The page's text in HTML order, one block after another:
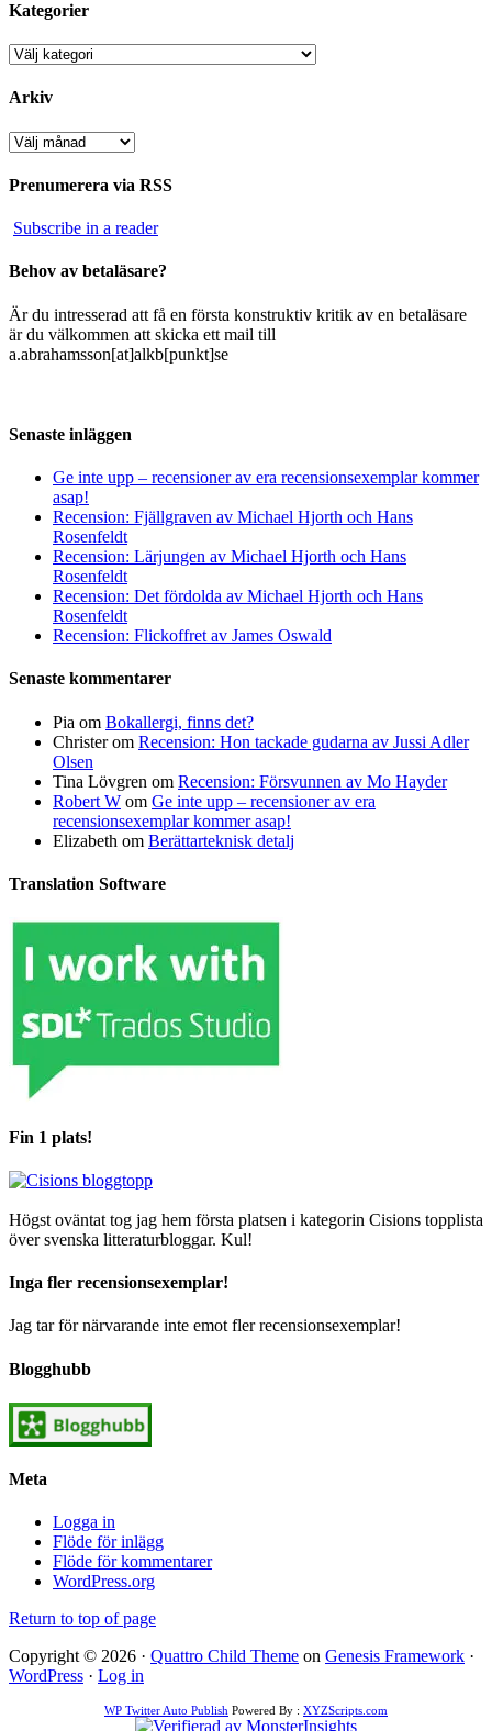
Kategorier
Kategorier
Arkiv
Arkiv
Prenumerera via RSS
Subscribe in a reader
Behov av betaläsare?
Är du intresserad att få en första konstruktiv kritik av en betaläsare
är du välkommen att skicka ett mail till
a.abrahamsson[at]alkb[punkt]se
Senaste inläggen
Ge inte upp – recensioner av era recensionsexemplar kommer
asap!
Recension: Fjällgraven av Michael Hjorth och Hans
Rosenfeldt
Recension: Lärjungen av Michael Hjorth och Hans
Rosenfeldt
Recension: Det fördolda av Michael Hjorth och Hans
Rosenfeldt
Recension: Flickoffret av James Oswald
Senaste kommentarer
Pia om Bokallergi, finns det?
Christerom Recension: Hon tackade gudarna av Jussi Adler
Olsen
Tina Lövgren om Recension: Försvunnen av Mo Hayder
Robert W om Ge inte upp – recensioner av era
recensionsexemplar kommer asap!
Elizabeth om Berättarteknisk detalj
Translation Software
Fin 1 plats!
Högst oväntat tog jag hem första platsen i kategorin Cisions topplista
över svenska litteraturbloggar. Kul!
Inga fler recensionsexemplar!
Jag tar för närvarande inte emot fler recensionsexemplar!
Blogghubb
Meta
Logga in
Flöde för inlägg
Flöde för kommentarer
WordPress.org
Return to top of page
Copyright © 2026 · Quattro Child Theme on Genesis Framework ·
WordPress · Log in
WP Twitter Auto Publish Powered By : XYZScripts.com